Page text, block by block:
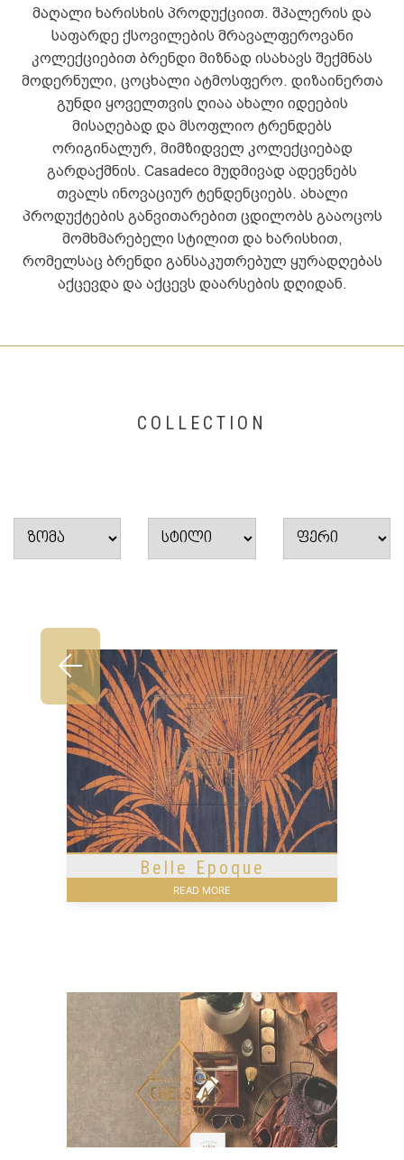
მაღალი ხარისხის პროდუქციით. შპალერის და
საფარდე ქსოვილების მრავალფეროვანი
კოლექციებით ბრენდი მიზნად ისახავს შექმნას
მოდერნული, ცოცხალი ატმოსფერო. დიზაინერთა
გუნდი ყოველთვის ღიაა ახალი იდეების
მისაღებად და მსოფლიო ტრენდებს
ორიგინალურ, მიმზიდველ კოლექციებად
გარდაქმნის. Casadeco მუდმივად ადევნებს
თვალს ინოვაციურ ტენდენციებს. ახალი
პროდუქტების განვითარებით ცდილობს გააოცოს
მომხმარებელი სტილით და ხარისხით,
რომელსაც ბრენდი განსაკუთრებულ ყურადღებას
აქცევდა და აქცევს დაარსების დღიდან.
COLLECTION
Belle Epoque
READ MORE